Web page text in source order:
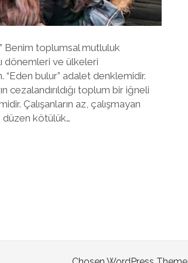
Benim toplumsal mutluluk
dönemleri ve ülkeleri
bulur” adalet denklemidir.
cezalandırıldığı toplum bir iğneli
Çalışanların az, çalışmayan
düzen kötülük…